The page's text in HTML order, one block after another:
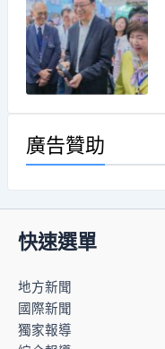
廣告贊助
快速選單
地方新聞
國際新聞
獨家報導